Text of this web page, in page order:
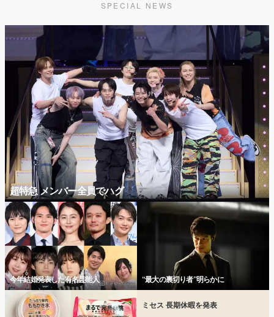
SPECIAL NEWS
超特急 メンバー全員でハグ
今年結婚発表した有名芸能人 “最大の裏切り者”明らかに
ミセス 長期休暇を発表